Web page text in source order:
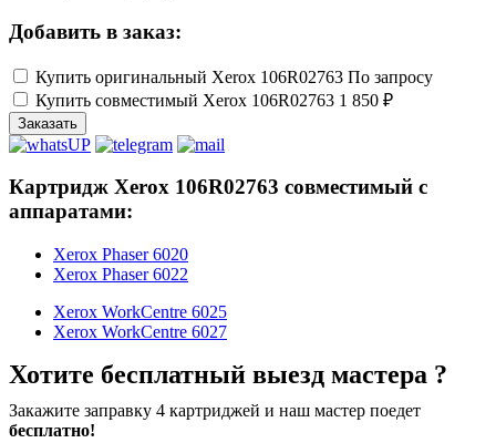
Добавить в заказ:
Купить оригинальный Xerox 106R02763 По запросу
Купить совместимый Xerox 106R02763 1 850 ₽
Заказать
Картридж Xerox 106R02763 совместимый с
аппаратами:
Xerox Phaser 6020
Xerox Phaser 6022
Xerox WorkCentre 6025
Xerox WorkCentre 6027
Хотите бесплатный выезд мастера ?
Закажите заправку 4 картриджей и наш мастер поедет
бесплатно!